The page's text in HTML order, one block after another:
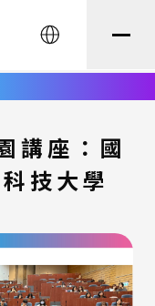
English
講座：國
技大學